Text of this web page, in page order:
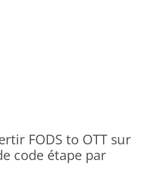
FODS to OTT sur
code étape par